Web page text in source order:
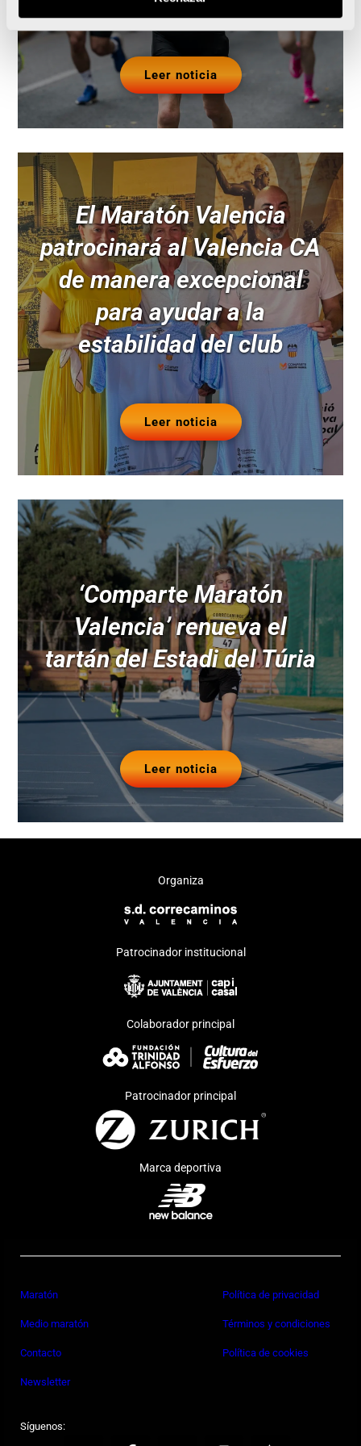
Leer noticia
El Maratón Valencia
patrocinará al Valencia CA
de manera excepcional
para ayudar a la
estabilidad del club
Leer noticia
‘Comparte Maratón
Valencia’ renueva el
tartán del Estadi del Túria
Leer noticia
Organiza
Patrocinador institucional
Colaborador principal
Patrocinador principal
Marca deportiva
Maratón
Medio maratón
Contacto
Newsletter
Política de privacidad
Términos y condiciones
Política de cookies
Síguenos: